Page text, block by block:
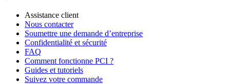
Assistance client
Nous contacter
Soumettre une demande d’entreprise
Confidentialité et sécurité
FAQ
Comment fonctionne PCI ?
Guides et tutoriels
Suivez votre commande